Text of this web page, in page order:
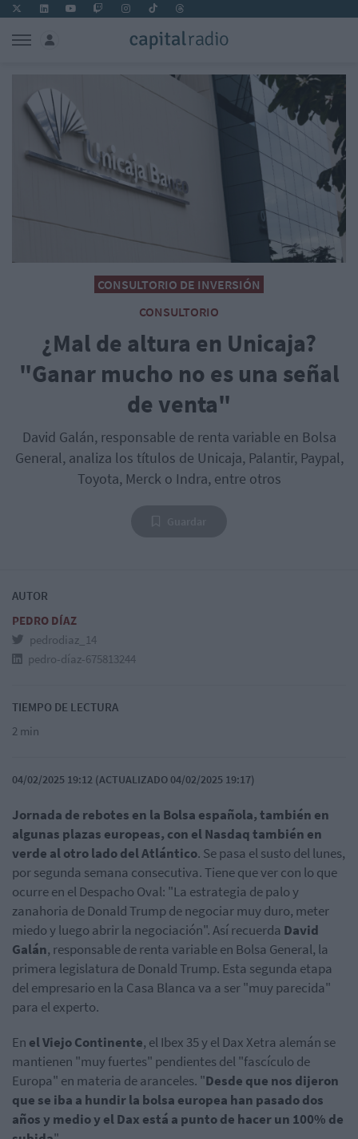
CONSULTORIO DE INVERSIÓN
CONSULTORIO
¿Mal de altura en Unicaja?
"Ganar mucho no es una señal
de venta"
David Galán, responsable de renta variable en Bolsa
General, analiza los títulos de Unicaja, Palantir, Paypal,
Toyota, Merck o Indra, entre otros
AUTOR
PEDRO DÍAZ
pedrodiaz_14
pedro-díaz-675813244
TIEMPO DE LECTURA
2 min
04/02/2025 19:12 (ACTUALIZADO 04/02/2025 19:17)
Jornada de rebotes en la Bolsa española, también en
algunas plazas europeas, con el Nasdaq también en
verde al otro lado del Atlántico. Se pasa el susto del lunes,
por segunda semana consecutiva. Tiene que ver con lo que
ocurre en el Despacho Oval: "La estrategia de palo y
zanahoria de Donald Trump de negociar muy duro, meter
miedo y luego abrir la negociación". Así recuerda David
Galán, responsable de renta variable en Bolsa General, la
primera legislatura de Donald Trump. Esta segunda etapa
del empresario en la Casa Blanca va a ser "muy parecida"
para el experto.
En el Viejo Continente, el Ibex 35 y el Dax Xetra alemán se
mantienen "muy fuertes" pendientes del "fascículo de
Europa" en materia de aranceles. "Desde que nos dijeron
que se iba a hundir la bolsa europea han pasado dos
años y medio y el Dax está a punto de hacer un 100% de